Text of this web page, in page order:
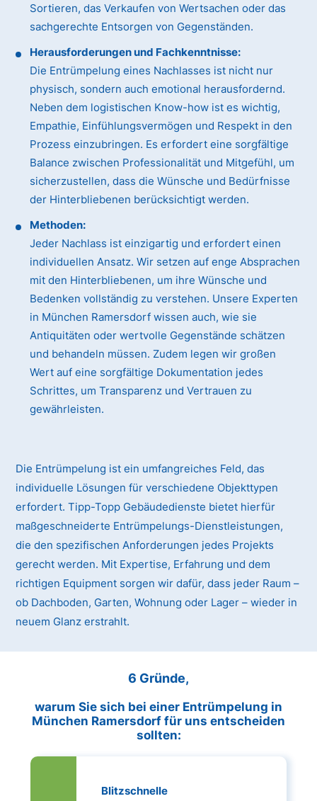
Sortieren, das Verkaufen von Wertsachen oder das
sachgerechte Entsorgen von Gegenständen.
Herausforderungen und Fachkenntnisse:
Die Entrümpelung eines Nachlasses ist nicht nur
physisch, sondern auch emotional herausfordernd.
Neben dem logistischen Know-how ist es wichtig,
Empathie, Einfühlungsvermögen und Respekt in den
Prozess einzubringen. Es erfordert eine sorgfältige
Balance zwischen Professionalität und Mitgefühl, um
sicherzustellen, dass die Wünsche und Bedürfnisse
der Hinterbliebenen berücksichtigt werden.
Methoden:
Jeder Nachlass ist einzigartig und erfordert einen
individuellen Ansatz. Wir setzen auf enge Absprachen
mit den Hinterbliebenen, um ihre Wünsche und
Bedenken vollständig zu verstehen. Unsere Experten
in München Ramersdorf wissen auch, wie sie
Antiquitäten oder wertvolle Gegenstände schätzen
und behandeln müssen. Zudem legen wir großen
Wert auf eine sorgfältige Dokumentation jedes
Schrittes, um Transparenz und Vertrauen zu
gewährleisten.
Die Entrümpelung ist ein umfangreiches Feld, das
individuelle Lösungen für verschiedene Objekttypen
erfordert. Tipp-Topp Gebäudedienste bietet hierfür
maßgeschneiderte Entrümpelungs-Dienstleistungen,
die den spezifischen Anforderungen jedes Projekts
gerecht werden. Mit Expertise, Erfahrung und dem
richtigen Equipment sorgen wir dafür, dass jeder Raum –
ob Dachboden, Garten, Wohnung oder Lager – wieder in
neuem Glanz erstrahlt.
6 Gründe,
warum Sie sich bei einer Entrümpelung in
München Ramersdorf für uns entscheiden
sollten:
Blitzschnelle